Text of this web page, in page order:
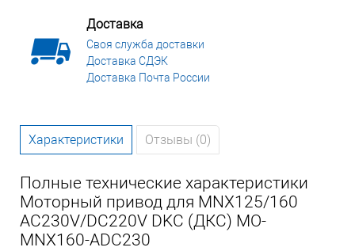
Доставка
Своя служба доставки
Доставка СДЭК
Доставка Почта России
Характеристики Отзывы (0)
Полные технические характеристики
Моторный привод для MNX125/160
AC230V/DC220V DKC (ДКС) MO-
MNX160-ADC230